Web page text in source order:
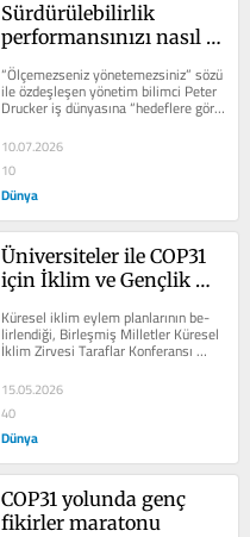
Sürdürülebilirlik
performansınızı nasıl
geliştirebilirsiniz?
“Ölçemezseniz yönetemezsiniz” sö­zü
ile özdeşleşen yönetim bilim­ci Peter
Drucker iş dünyasına “hedeflere göre
yönetim”...
10.07.2026
10
Dünya
Üniversiteler ile COP31
için İklim ve Gençlik
Küresel iklim eylem planlarının be­
lirlendiği, Birleşmiş Milletler Kü­resel
İklim Zirvesi Taraflar Konferansı
15.05.2026
40
Dünya
COP31 yolunda genç
fikirler maratonu